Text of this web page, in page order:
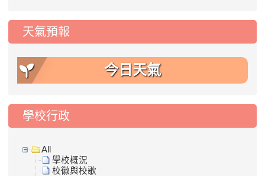
天氣預報
今日天氣
學校行政
All
學校概況
校徽與校歌